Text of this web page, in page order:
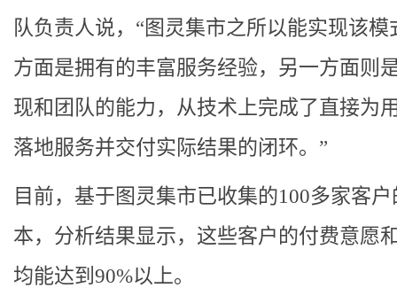
队负责人说，“图灵集市之所以能实现该模
方面是拥有的丰富服务经验，另一方面则
现和团队的能力，从技术上完成了直接为
落地服务并交付实际结果的闭环。”
目前，基于图灵集市已收集的100多家客户
本，分析结果显示，这些客户的付费意愿
均能达到90%以上。